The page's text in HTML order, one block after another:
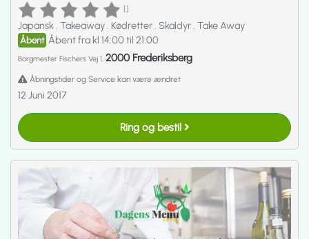
[]
Japansk. Takeaway. Kødretter. Skaldyr. Take Away
Åbent Åbent fra kl 14:00 til 21:00
Borgmester Fischers Vej 1, 2000 Frederiksberg
Åbningstider og Service kan være ændret
12 Juni 2017
Ring og bestil